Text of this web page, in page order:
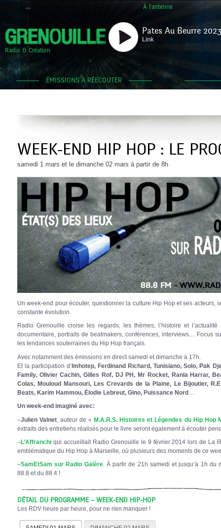
À l'antenne
Radio & Création
Pates Au Beurre
Link
ÉMISSIONS À RÉECOUTER
WEEK-END HIP HOP : LE
samedi 1 mars et le dimanche 02 mars à partir de 8h
Un week-end pour écouter, questionner la culture Hip Hop et ses acteurs,
constante évolution.
Radio Grenouille croise les regards, les thèmes, l’histoire et
documentaire, portraits de beatmakers, conférences, interviews… Focus
les tendances souterraines du Hip Hop français.
Avec notamment des émissions en direct samedi et dimanche à 17h.
Et la participation d’Imhotep, Ferdinand Richard, Tunisiano, Solo, Pak
Family, Olivier Cachin, Gilles Rof, DJ PH, Mr Rocket, Rania Harrar,
Colas, Mouloud Mansouri, Les Crevards de la Plaine, Le Bijoutier,
Beats, Karim Hammou, Élodie Lebreut, Gino, Puissance Nord
Un week-end imaginé avec:
–Julien Valnet , auteur de «M.A.R.S. Histoires et Légendes du Hip Hop
extraits des entretiens réalisés pour le livre seront également à écouter
–L’Affranchi qui accueillait Radio Grenouille le 9 février 2014 lors de La
emblématique du Hip Hop à Marseille, où plusieurs des moments de ce
–SamEtSam sur Radio Galère. À partir de 21h samedi et jusqu’à 1h du
88.8 et du 88.4 !
DÉTAIL DU PROGRAMME – WEEK-END HIP-HOP
Les RDV heure par heure, pour ne rien manquer !